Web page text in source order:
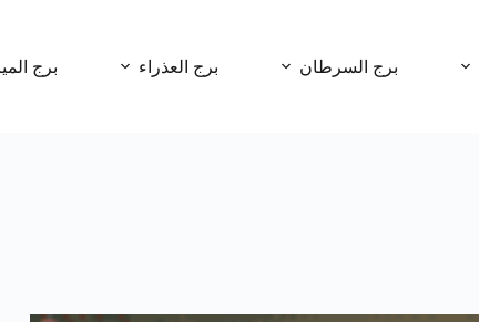
برج السرطان برج العذراء برج